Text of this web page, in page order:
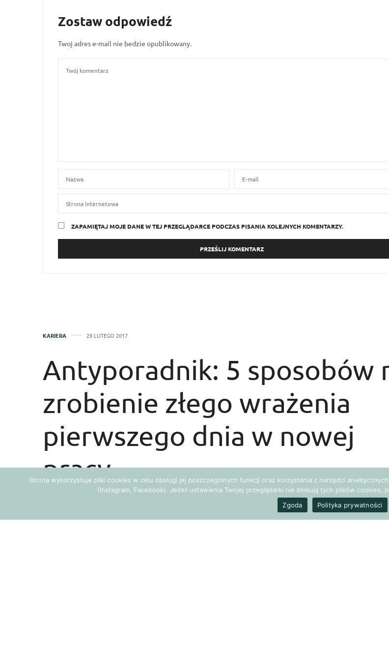
Zostaw odpowiedź
Twoj adres e-mail nie bedzie opublikowany.
ZAPAMIĘTAJ MOJE DANE W TEJ PRZEGLĄDARCE PODCZAS PISANIA KOLEJNYCH KOMENTARZY.
KARIERA 28 LUTEGO 2017
Antyporadnik: 5 sposobów
zrobienie złego wrażenia
pierwszego dnia w nowej
pracy
Strona wykorzystuje pliki cookies w celu obsługi jej poszczególnych funkcji oraz korzystania z narzędzi
(Instagram, Facebook). Jeżeli ustawienia Twojej przeglądarki nie blokują tych plików cookies,
Zgoda
Polityka prywatności